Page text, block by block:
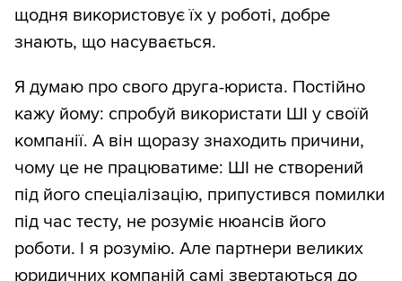
щодня використовує їх у роботі, добре
знають, що насувається.
Я думаю про свого друга-юриста. Постійно
кажу йому: спробуй використати ШІ у своїй
компанії. А він щоразу знаходить причини,
чому це не працюватиме: ШІ не створений
під його спеціалізацію, припустився помилки
під час тесту, не розуміє нюансів його
роботи. І я розумію. Але партнери великих
юридичних компаній самі звертаються до